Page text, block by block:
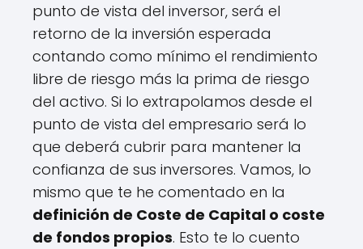
punto de vista del inversor, será el
retorno de la inversión esperada
contando como mínimo el rendimiento
libre de riesgo más la prima de riesgo
del activo. Si lo extrapolamos desde el
punto de vista del empresario será lo
que deberá cubrir para mantener la
confianza de sus inversores. Vamos, lo
mismo que te he comentado en la
definición de Coste de Capital o coste
de fondos propios. Esto te lo cuento